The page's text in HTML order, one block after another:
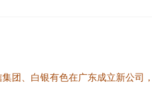
团、白银有色在广东成立新公司